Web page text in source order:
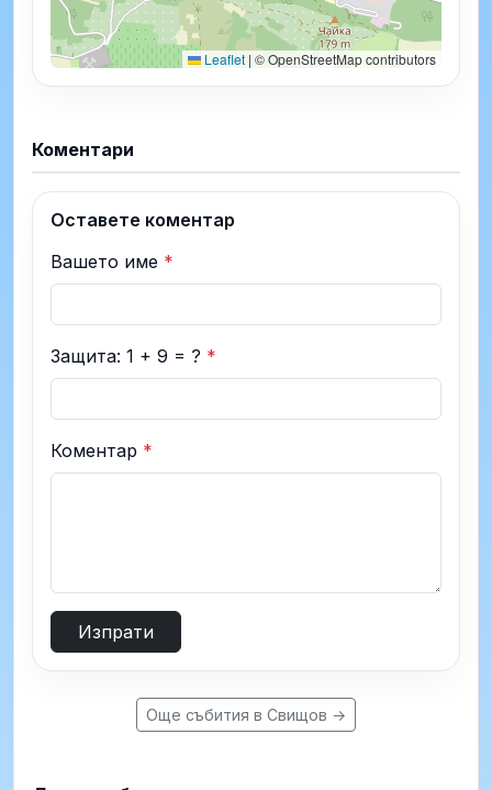
Leaflet | © OpenStreetMap contributors
Коментари
Оставете коментар
Вашето име *
Защита: 1 + 9 = ? *
Коментар *
Изпрати
Още събития в Свищов →